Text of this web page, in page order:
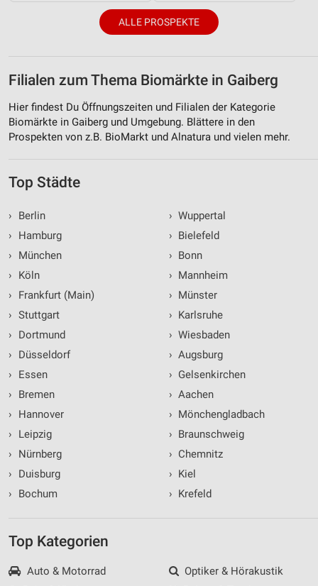
ALLE PROSPEKTE
Filialen zum Thema Biomärkte in Gaiberg
Hier findest Du Öffnungszeiten und Filialen der Kategorie
Biomärkte in Gaiberg und Umgebung. Blättere in den
Prospekten von z.B. BioMarkt und Alnatura und vielen mehr.
Top Städte
›
Berlin
›
Hamburg
›
München
›
Köln
›
Frankfurt (Main)
› Stuttgart
›
Dortmund
›
Düsseldorf
›
Essen
›
Bremen
›
Hannover
›
Leipzig
›
Nürnberg
›
Duisburg
›
Bochum
› Wuppertal
› Bielefeld
› Bonn
› Mannheim
› Münster
› Karlsruhe
› Wiesbaden
› Augsburg
› Gelsenkirchen
› Aachen
› Mönchengladbach
› Braunschweig
› Chemnitz
› Kiel
› Krefeld
Top Kategorien
Auto & Motorrad
Optiker & Hörakustik